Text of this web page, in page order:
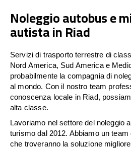
Noleggio autobus e
autista in Riad
Servizi di trasporto terrestre di
Nord America, Sud America e
probabilmente la compagnia di
al mondo. Con il nostro team
conoscenza locale in Riad,
alta classe.
Lavoriamo nel settore del noleggio
turismo dal 2012. Abbiamo un
che troveranno la soluzione